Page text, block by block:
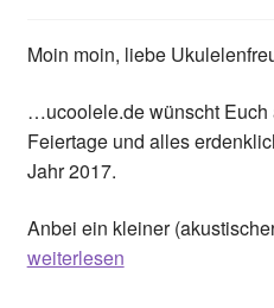
Moin moin, liebe
…ucoolele.de wünscht Euch
Feiertage und alles
Jahr 2017.
Anbei ein kleiner
weiterlesen